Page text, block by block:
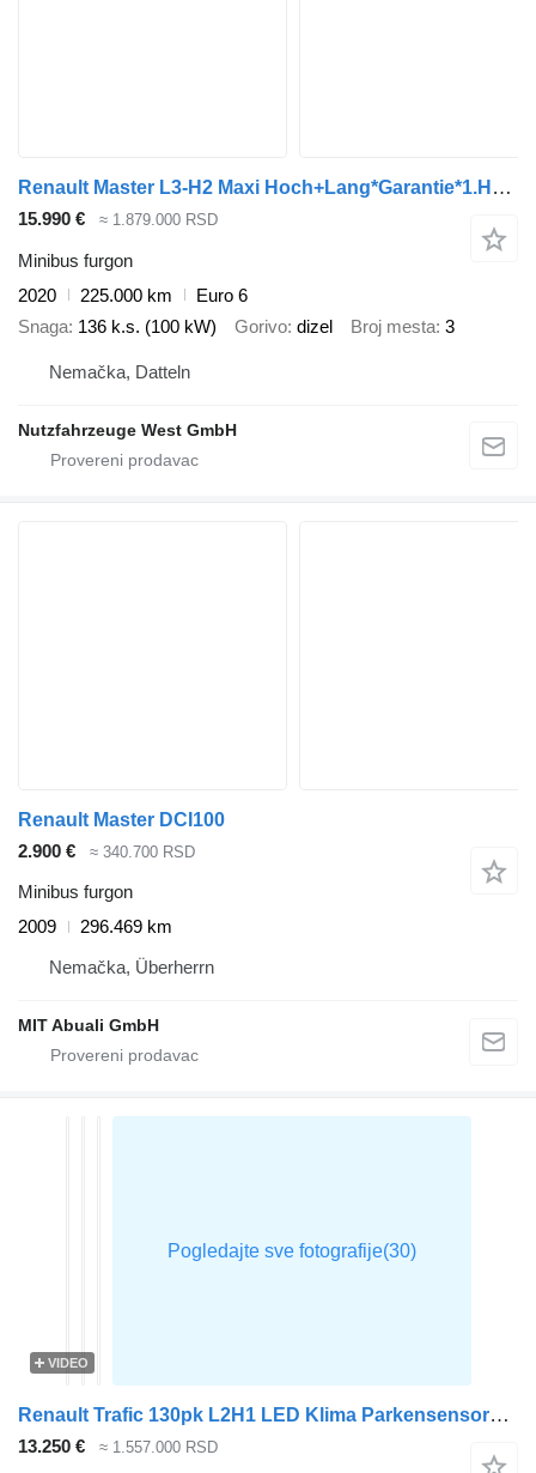
Renault Master L3-H2 Maxi Hoch+Lang*Garantie*1.Hand
15.990 € ≈ 1.879.000 RSD
Minibus furgon
2020
225.000 km
Euro 6
Snaga 136 k.s. (100 kW) Gorivo dizel Broj mesta 3
Nemačka, Datteln
Nutzfahrzeuge West GmbH
Renault Master DCI100
2.900 €
≈ 340.700 RSD
Minibus furgon
2009
296.469 km
Nemačka, Überherrn
MIT Abuali GmbH
VIDEO
Renault Trafic 130pk L2H1 LED Klima Parkensensoren Euro6 L2 A/C Cruise c
13.250 € ≈ 1.557.000 RSD